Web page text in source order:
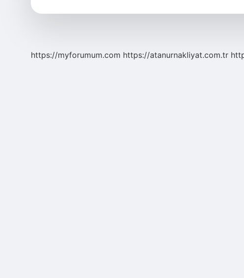
https://myforumum.com https://atanurnakliyat.com.tr